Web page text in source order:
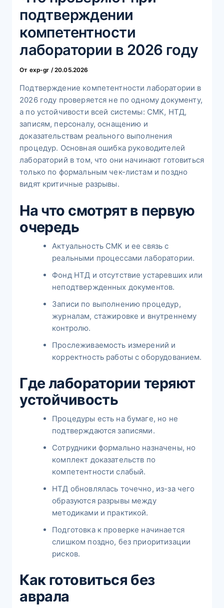
подтверждении
компетентности
лаборатории в 2026 году
От exp-gr /20.05.2026
Подтверждение компетентности лаборатории в
2026 году проверяется не по одному документу,
а по устойчивости всей системы: СМК, НТД,
записям, персоналу, оснащению и
доказательствам реального выполнения
процедур. Основная ошибка руководителей
лабораторий в том, что они начинают готовиться
только по формальным чек-листам и поздно
видят критичные разрывы.
На что смотрят в первую
очередь
Актуальность СМК и ее связь с
реальными процессами лаборатории.
Фонд НТД и отсутствие устаревших или
неподтвержденных документов.
Записи по выполнению процедур,
журналам, стажировке и внутреннему
контролю.
Прослеживаемость измерений и
корректность работы с оборудованием.
Где лаборатории теряют
устойчивость
Процедуры есть на бумаге, но не
подтверждаются записями.
Сотрудники формально назначены, но
комплект доказательств по
компетентности слабый.
НТД обновлялась точечно, из-за чего
образуются разрывы между
методиками и практикой.
Подготовка к проверке начинается
слишком поздно, без приоритизации
рисков.
Как готовиться без
аврала